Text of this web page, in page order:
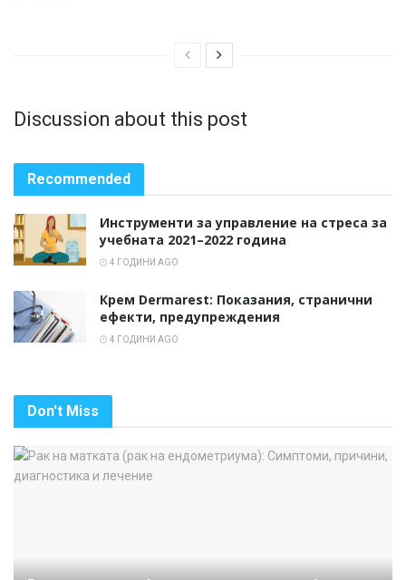
Discussion about this post
Recommended
Инструменти за управление на стреса за
учебната 2021–2022 година
4 ГОДИНИ AGO
Крем Dermarest: Показания, странични
ефекти, предупреждения
4 ГОДИНИ AGO
Don't Miss